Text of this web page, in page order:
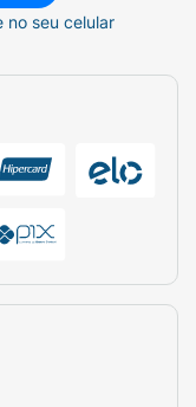
seu celular